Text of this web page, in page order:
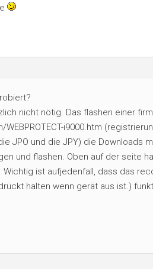
nicht nötig. Das flashen einer
i9000.htm
JPO und die JPY) die Downloads
und flashen. Oben auf der seite
ist aufjedenfall, dass das
halten wenn gerät aus ist.)